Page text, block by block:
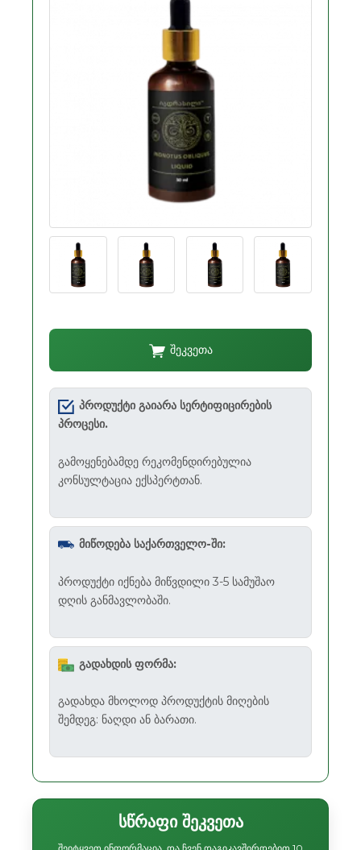
შეკვეთა
პროდუქტი გაიარა სერტიფიცირების
პროცესი.
გამოყენებამდე რეკომენდირებულია
კონსულტაცია ექსპერტთან.
მიწოდება საქართველო-ში:
პროდუქტი იქნება მიწვდილი 3-5 სამუშაო
დღის განმავლობაში.
გადახდის ფორმა:
გადახდა მხოლოდ პროდუქტის მიღების
შემდეგ: ნაღდი ან ბარათი.
სწრაფი შეკვეთა